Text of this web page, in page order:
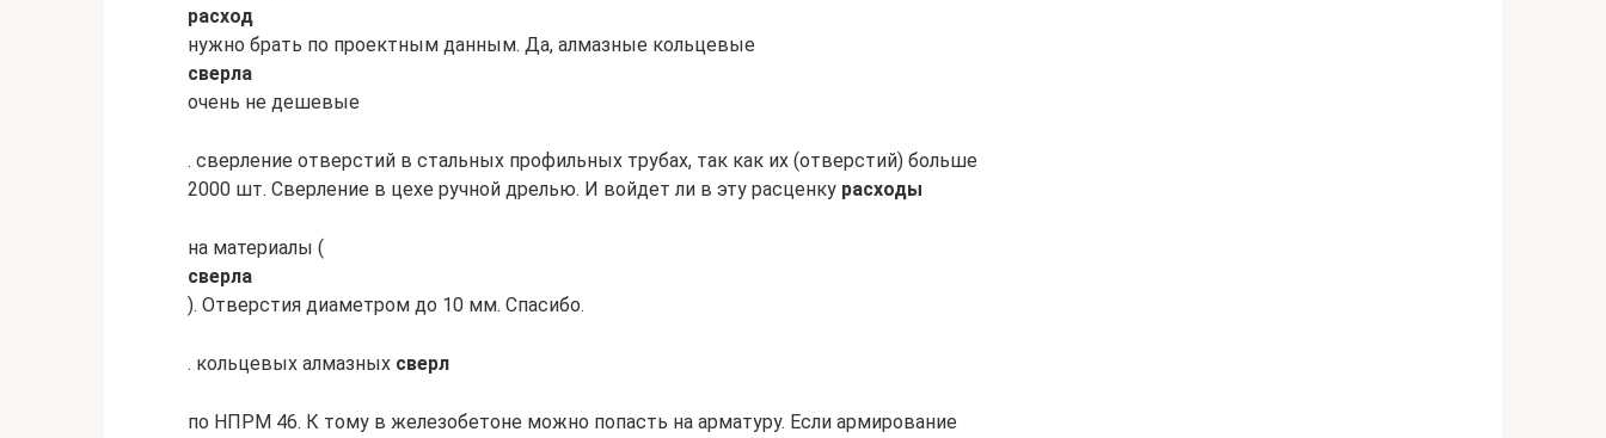
расход
нужно брать по проектным данным. Да, алмазные кольцевые
сверла
очень не дешевые
. сверление отверстий в стальных профильных трубах, так как их (отверстий) больше
2000 шт. Сверление в цехе ручной дрелью. И войдет ли в эту расценку расходы
на материалы (
сверла
). Отверстия диаметром до 10 мм. Спасибо.
. кольцевых алмазных сверл
по НПРМ 46. К тому в железобетоне можно попасть на арматуру. Если армирование